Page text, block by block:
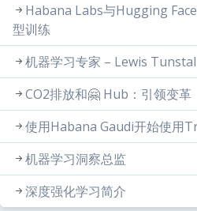
Habana Labs与Hugging
型训练
机器学习专家 – Lewis
CO2排放和🤗 Hub：引领变革
使用Habana Gaudi开始使用
机器学习洞察总监
深度强化学习简介